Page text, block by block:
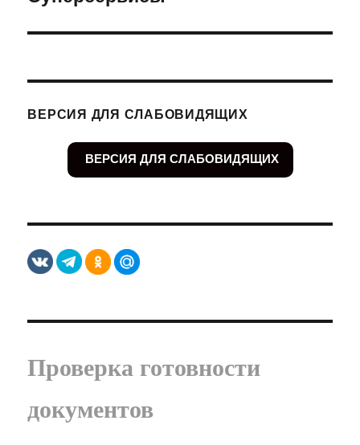
ВЕРСИЯ ДЛЯ СЛАБОВИДЯЩИХ
ВЕРСИЯ ДЛЯ СЛАБОВИДЯЩИХ
Проверка готовности
документов